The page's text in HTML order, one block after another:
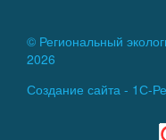
© Региональный
2026
Создание сайта - 1С-